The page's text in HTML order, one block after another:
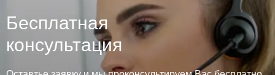
Бесплатная
консультация